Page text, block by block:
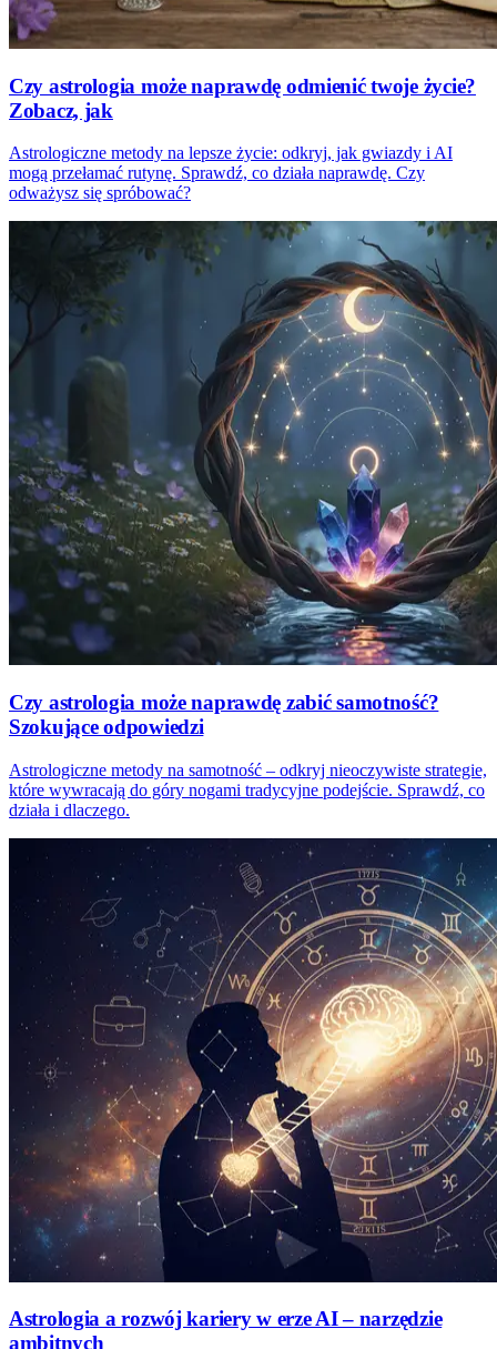
Czy astrologia może naprawdę odmienić twoje życie?
Zobacz, jak
Astrologiczne metody na lepsze życie: odkryj, jak gwiazdy i AI
mogą przełamać rutynę. Sprawdź, co działa naprawdę. Czy
odważysz się spróbować?
Czy astrologia może naprawdę zabić samotność?
Szokujące odpowiedzi
Astrologiczne metody na samotność – odkryj nieoczywiste strategie,
które wywracają do góry nogami tradycyjne podejście. Sprawdź, co
działa i dlaczego.
Astrologia a rozwój kariery w erze AI – narzędzie
ambitnych